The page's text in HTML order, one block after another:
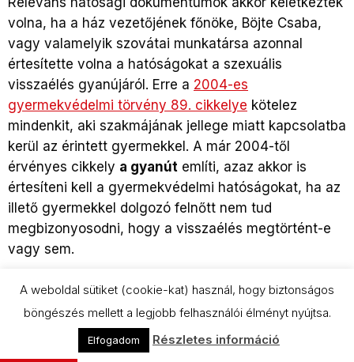
volna, ha a ház vezetőjének főnöke, Böjte Csaba,
vagy valamelyik szovátai munkatársa azonnal
értesítette volna a hatóságokat a szexuális
visszaélés gyanújáról. Erre a 2004-es
gyermekvédelmi törvény 89. cikkelye kötelez
mindenkit, aki szakmájának jellege miatt kapcsolatba
kerül az érintett gyermekkel. A már 2004-től
érvényes cikkely a gyanút említi, azaz akkor is
értesíteni kell a gyermekvédelmi hatóságokat, ha az
illető gyermekkel dolgozó felnőtt nem tud
megbizonyosodni, hogy a visszaélés megtörtént-e
vagy sem.
Ez azonban Mónika esetében nem történt meg, bár
ő, az alapítvány vezetője tett volna feljelentést.
Holott Mónika tudta jól, hogy ez nem igaz.
A weboldal sütiket (cookie-kat) használ, hogy biztonságos
böngészés mellett a legjobb felhasználói élményt nyújtsa.
Elfogadom Részletes információ